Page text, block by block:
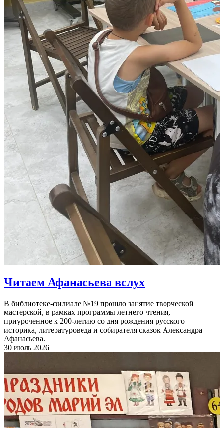
Читаем Афанасьева вслух
В библиотеке-филиале №19 прошло занятие творческой
мастерской, в рамках программы летнего чтения,
приуроченное к 200-летию со дня рождения русского
историка, литературоведа и собирателя сказок Александра
Афанасьева.
30 июль 2026